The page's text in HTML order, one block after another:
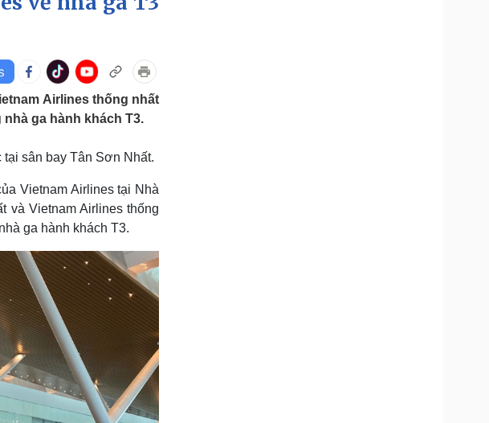
máy
Doanh nghiệp
Thông tin doanh nghiệp
Vì cộng đồng
Du lịch
Tư vấn
check-in
Airlines thống nhất
ga hành khách T3.
sân bay Tân Sơn Nhất.
Vietnam Airlines tại Nhà
và Vietnam Airlines thống
ga hành khách T3.